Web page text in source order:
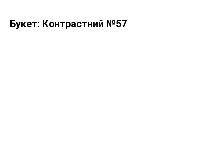
Букет: Контрастний №57